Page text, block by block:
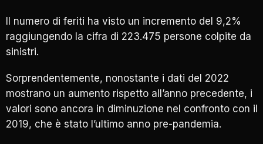
Il numero di feriti ha visto un incremento del 9,2%
raggiungendo la cifra di 223.475 persone colpite da
sinistri.
Sorprendentemente, nonostante i dati del 2022
mostrano un aumento rispetto all’anno precedente, i
valori sono ancora in diminuzione nel confronto con il
2019, che è stato l’ultimo anno pre-pandemia.